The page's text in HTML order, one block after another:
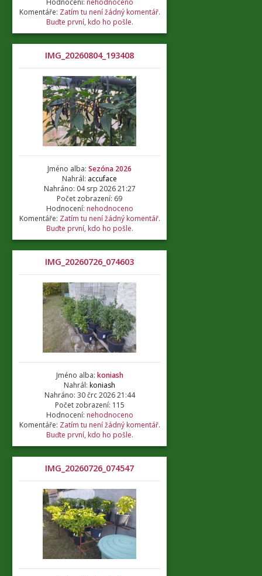
Hodnocení: nehodnoceno
Komentáře: Zatím tu není žádný komentář.
Buďte první, kdo ho pošle.
IMG_20260804_193408
Jméno alba: Sezóna 2026
Nahrál: accuface
Nahráno: 04 srp 2026 21:27
Počet zobrazení: 69
Hodnocení: nehodnoceno
Komentáře: Zatím tu není žádný komentář.
Buďte první, kdo ho pošle.
IMG_20260726_074603
Jméno alba: koniash
Nahrál: koniash
Nahráno: 30 črc 2026 21:44
Počet zobrazení: 115
Hodnocení: nehodnoceno
Komentáře: Zatím tu není žádný komentář.
Buďte první, kdo ho pošle.
IMG_20260726_074547